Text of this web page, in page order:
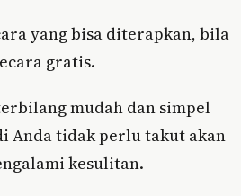
yang bisa diterapkan, bila
gratis.
mudah dan simpel
Anda tidak perlu takut akan
kesulitan.